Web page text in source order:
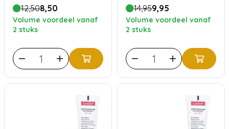
12,508,50
Volume voordeel vanaf
2 stuks
14,959,95
Volume voordeel vanaf
2 stuks